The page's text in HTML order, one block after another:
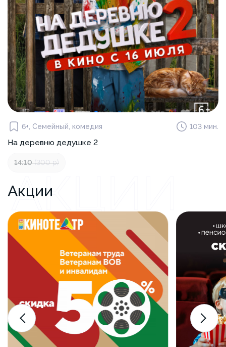
6+, Семейный, комедия 103 мин.
На деревню дедушке 2
14:10 (300 р)
АКЦИИ
Акции